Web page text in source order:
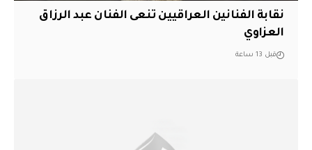
نقابة الفنانين العراقيين تنعى الفنان عبد الرزاق
العزاوي
قبل 13 ساعة